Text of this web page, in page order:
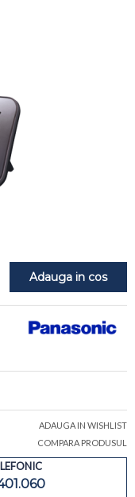
Adauga in cos
ADAUGA IN WISHLIST
COMPARA PRODUSUL